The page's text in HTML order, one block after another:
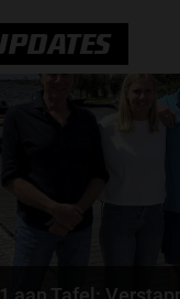
Jarlo van der Vloed